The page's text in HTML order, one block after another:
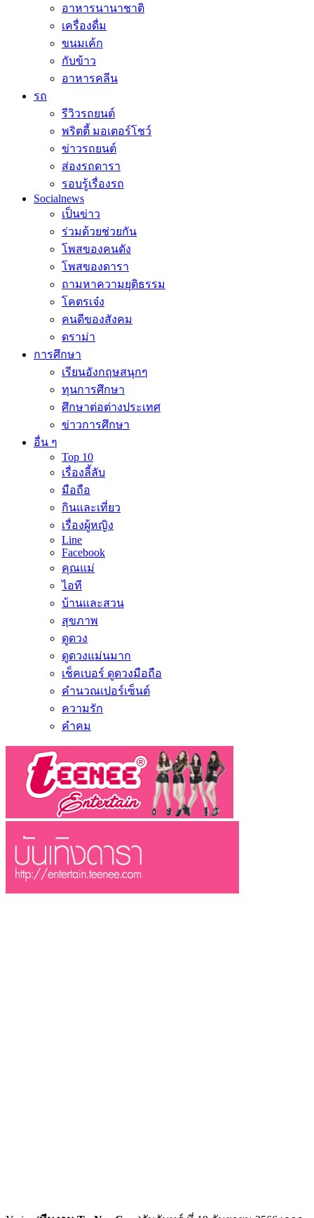
อาหารนานาชาติ
เครื่องดื่ม
ขนมเค้ก
กับข้าว
อาหารคลีน
รถ
รีวิวรถยนต์
พริตตี้ มอเตอร์โชว์
ข่าวรถยนต์
ส่องรถดารา
รอบรู้เรื่องรถ
Socialnews
เป็นข่าว
ร่วมด้วยช่วยกัน
โพสของคนดัง
โพสของดารา
ถามหาความยุติธรรม
โคตรเจ๋ง
คนดีของสังคม
ดราม่า
การศึกษา
เรียนอังกฤษสนุกๆ
ทุนการศึกษา
ศึกษาต่อต่างประเทศ
ข่าวการศึกษา
อื่น ๆ
Top 10
เรื่องลี้ลับ
มือถือ
กินและเที่ยว
เรื่องผู้หญิง
Line
Facebook
คุณแม่
ไอที
บ้านและสวน
สุขภาพ
ดูดวง
ดูดวงแม่นมาก
เช็คเบอร์ ดูดวงมือถือ
คำนวณเปอร์เซ็นต์
ความรัก
คำคม